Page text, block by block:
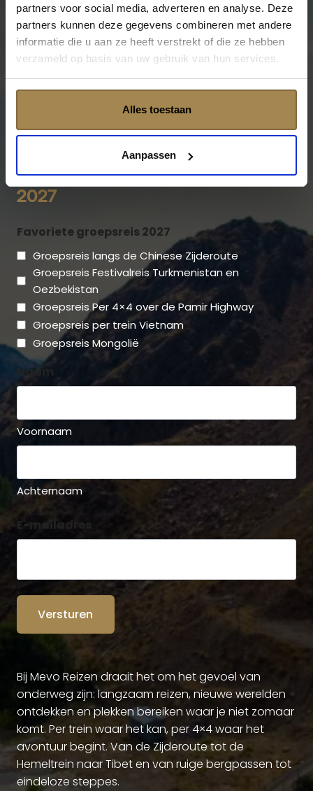
partners voor social media, adverteren en analyse. Deze
partners kunnen deze gegevens combineren met andere
informatie die u aan ze heeft verstrekt of die ze hebben
verzameld op basis van uw gebruik van hun services.
Alles toestaan
Aanpassen
Al meer dan 25 jaar neemt een team van échte
reisliefhebbers en specialisten van de regio je mee
naar het oosten. Wat ooit begon met de
legendarische Transsiberië Express naar
Vladivostok en de Transmongolië Express naar
Beijing, groeide uit tot een bijzonder aanbod van
reizen door Centraal-Azië, Mongolië, de Kaukasus
Stem op je favoriete groepsreis
2027
Favoriete groepsreis 2027
Groepsreis langs de Chinese Zijderoute
Groepsreis Festivalreis Turkmenistan en
Oezbekistan
Groepsreis Per 4×4 over de Pamir Highway
Groepsreis per trein Vietnam
Groepsreis Mongolië
Naam
Voornaam
Achternaam
E-mailadres
Bij Mevo Reizen draait het om het gevoel van
onderweg zijn: langzaam reizen, nieuwe werelden
ontdekken en plekken bereiken waar je niet zomaar
komt. Per trein waar het kan, per 4×4 waar het
avontuur begint. Van de Zijderoute tot de
Hemeltrein naar Tibet en van ruige bergpassen tot
eindeloze steppes.